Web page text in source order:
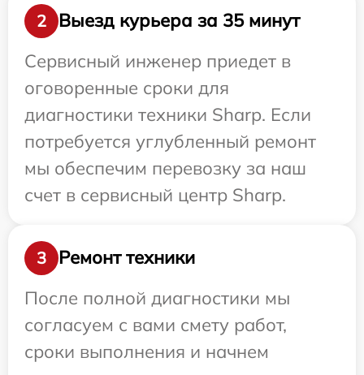
2
Выезд курьера за 35 минут
Сервисный инженер приедет в
оговоренные сроки для
диагностики техники Sharp. Если
потребуется углубленный ремонт
мы обеспечим перевозку за наш
счет в сервисный центр Sharp.
3
Ремонт техники
После полной диагностики мы
согласуем с вами смету работ,
сроки выполнения и начнем